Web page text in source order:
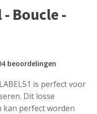
Boucle -
beoordelingen
is perfect voor
Dit losse
perfect worden